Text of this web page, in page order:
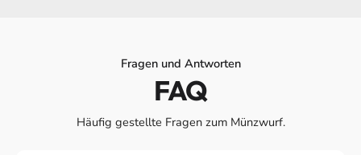
Fragen und Antworten
FAQ
Häufig gestellte Fragen zum Münzwurf.